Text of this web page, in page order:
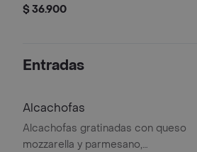
$ 36.900
Entradas
Alcachofas
Alcachofas gratinadas con queso
mozzarella y parmesano,